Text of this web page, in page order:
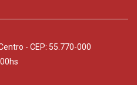
- CEP: 55.770-000